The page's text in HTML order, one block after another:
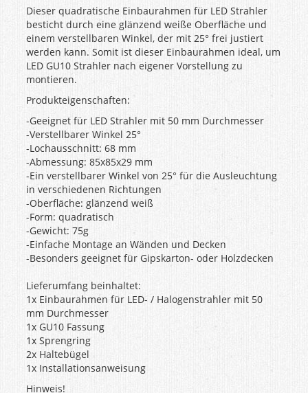
Dieser quadratische Einbaurahmen für LED Strahler
besticht durch eine glänzend weiße Oberfläche und
einem verstellbaren Winkel, der mit 25° frei justiert
werden kann. Somit ist dieser Einbaurahmen ideal, um
LED GU10 Strahler nach eigener Vorstellung zu
montieren.
Produkteigenschaften:
-Geeignet für LED Strahler mit 50 mm Durchmesser
-Verstellbarer Winkel 25°
-Lochausschnitt: 68 mm
-Abmessung: 85x85x29 mm
-Ein verstellbarer Winkel von 25° für die Ausleuchtung
in verschiedenen Richtungen
-Oberfläche: glänzend weiß
-Form: quadratisch
-Gewicht: 75g
-Einfache Montage an Wänden und Decken
-Besonders geeignet für Gipskarton- oder Holzdecken
Lieferumfang beinhaltet:
1x Einbaurahmen für LED- / Halogenstrahler mit 50
mm Durchmesser
1x GU10 Fassung
1x Sprengring
2x Haltebügel
1x Installationsanweisung
Hinweis!